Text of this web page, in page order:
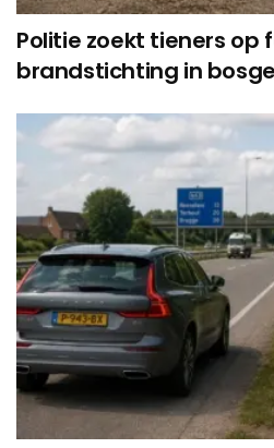
Politie zoekt tieners op
brandstichting in